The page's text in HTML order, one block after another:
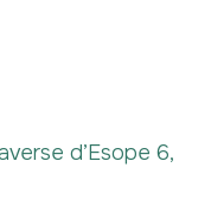
d’Esope 6,